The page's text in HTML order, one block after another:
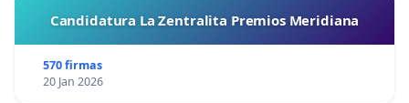
Sánchez
Casas
Candidatura La Zentralita Premios Meridiana
570 firmas
20 Jan 2026